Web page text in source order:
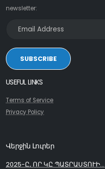
newsletter:
SUBSCRIBE
USEFUL LINKS
Terms of Service
Privacy Policy
Վերջին Լուրեր
2025-Ը, ՈՐ ԿԸ ՊԱՏՐԱՍՏՈՒԻ...